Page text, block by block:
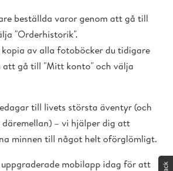
beställda varor genom att gå till
"Orderhistorik".
kopia av alla fotoböcker du tidigare
att gå till "Mitt konto" och välja
till livets största äventyr (och
– vi hjälper dig att
minnen till något helt oförglömligt.
mobilapp idag för att